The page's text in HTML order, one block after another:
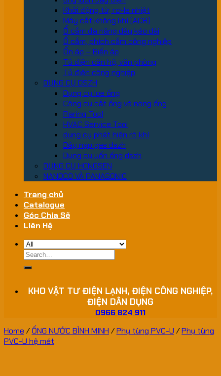
Khởi động từ, rơ-le nhiệt
Máy cắt không khí (ACB)
Ổ cắm đa năng dây kéo dài
Ổ cắm, phích cắm công nghiệp
Ổn áp – Biến áp
Tủ điện căn hộ, văn phòng
Tủ điện công nghiệp
DỤNG CỤ DSZH
Dụng cụ loe ống
Công cụ cắt ống và nong ống
Flaring Tool
HVAC Service Tool
dung cụ phát hiện rò khí
Dây nạp gas dszh
Dụng cụ uốn ống dszh
DỤNG CỤ HONGSEN
NANOCO VÀ PANASONIC
Trang chủ
Catalogue
Góc Chia Sẽ
Liên Hệ
Search
for:
KHO VẬT TƯ ĐIỆN LẠNH, ĐIỆN CÔNG NGHIỆP,
ĐIỆN DÂN DỤNG
0966 824 911
Home / ỐNG NƯỚC BÌNH MINH /Phụ tùng PVC-U /Phụ tùng
PVC-U hệ mét